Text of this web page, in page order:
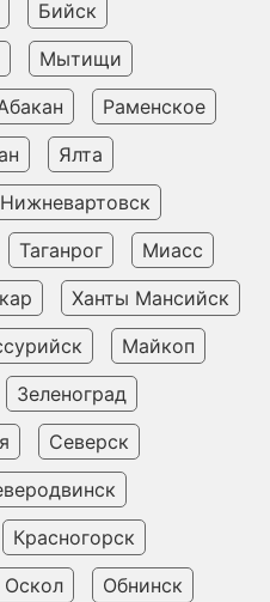
Бийск
Мытищи
Раменское
Ялта
Нижневартовск
Таганрог
Миасс
Ханты Мансийск
Майкоп
Зеленоград
Северск
Красногорск
Обнинск